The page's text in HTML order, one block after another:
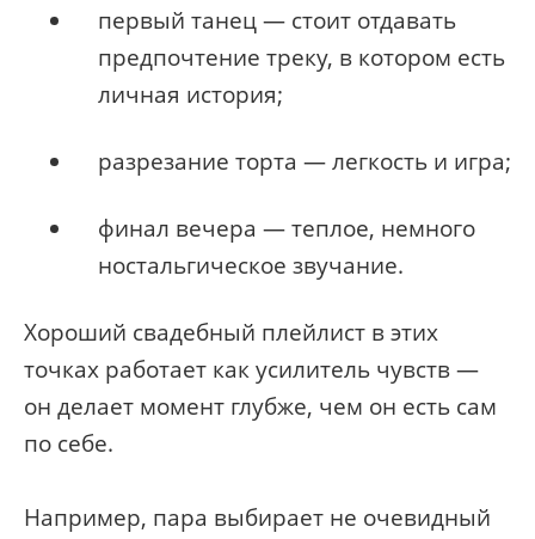
первый танец — стоит отдавать
предпочтение треку, в котором есть
личная история;
разрезание торта — легкость и игра;
финал вечера — теплое, немного
ностальгическое звучание.
Хороший свадебный плейлист в этих
точках работает как усилитель чувств —
он делает момент глубже, чем он есть сам
по себе.
Например, пара выбирает не очевидный